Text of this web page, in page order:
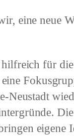
eine neue
für
eine
Neustadt
eigene